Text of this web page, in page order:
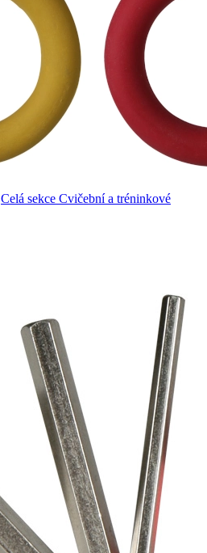
Celá sekce Cvičební a tréninkové